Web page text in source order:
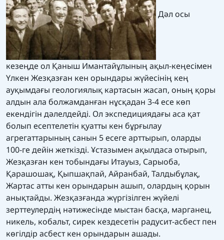
Дәл осы
кезеңде ол Қаныш Имантайұлының ақыл-кеңесімен
Үлкен Жезқазған кен орындары жүйесінің кең
ауқымдағы геологиялық картасын жасап, оның қоры
алдын ала болжамданған нұсқадан 3-4 есе көп
екендігін дәлелдейді. Ол экспедициядағы аса қат
болып есептелетін қуатты кен бұрғылау
агрегаттарының санын 5 есеге арттырып, оларды
100-ге дейін жеткізді. Ұстазымен ақылдаса отырып,
Жезқазған кен тобындағы Итауыз, Сарыоба,
Қарашошақ, Қыпшақпай, Айранбай, Талдыбұлақ,
Жартас атты кен орындарын ашып, олардың қорын
анықтайды. Жезқазғанда жүргізілген жүйелі
зерттеулердің нәтижесінде мыстан басқа, марганец,
никель, кобальт, сирек кездесетін радусит-асбест пен
көгілдір асбест кен орындарын ашады.